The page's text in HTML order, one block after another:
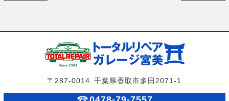
〒287-0014 千葉県香取市多田2071-1